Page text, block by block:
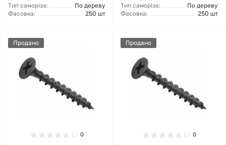
Тип саморіза:
По дереву
Фасовка:
250 шт
Тип саморіза:
По дереву
Фасовка:
250 шт
Продано
0
Продано
0